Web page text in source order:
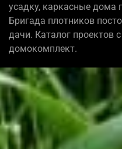
усадку, каркасные
Бригада плотников
дачи. Каталог проектов
домокомплект.